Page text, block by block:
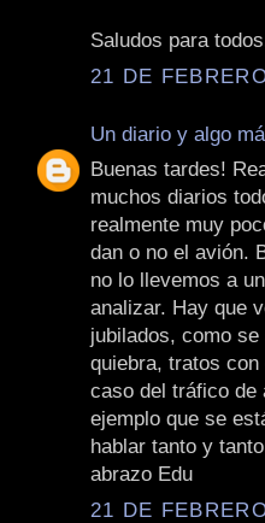
Saludos para
21 DE
Un diario y algo
Buenas tardes!
muchos diarios
realmente muy
dan o no el avión.
no lo llevemos a
analizar. Hay que
jubilados, como
quiebra, tratos
caso del tráfico de
ejemplo que se
hablar tanto y
abrazo Edu
21 DE